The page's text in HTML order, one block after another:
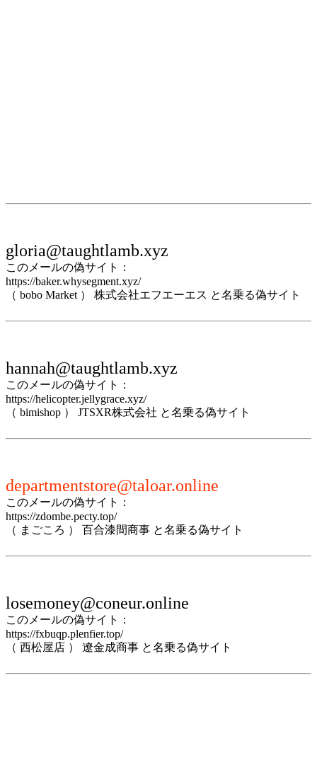
gloria@taughtlamb.xyz
このメールの偽サイト：
https://baker.whysegment.xyz/
（ bobo Market ） 株式会社エフエーエス と名乗る偽サイト
hannah@taughtlamb.xyz
このメールの偽サイト：
https://helicopter.jellygrace.xyz/
（ bimishop ） JTSXR株式会社 と名乗る偽サイト
departmentstore@taloar.online
このメールの偽サイト：
https://zdombe.pecty.top/
（ まごころ ） 百合漆間商事 と名乗る偽サイト
losemoney@coneur.online
このメールの偽サイト：
https://fxbuqp.plenfier.top/
（ 西松屋店 ） 遼金成商事 と名乗る偽サイト